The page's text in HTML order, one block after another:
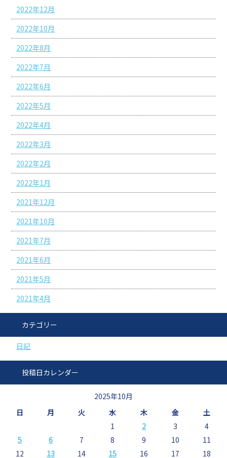
2022年12月
2022年10月
2022年8月
2022年7月
2022年6月
2022年5月
2022年4月
2022年3月
2022年2月
2022年1月
2021年12月
2021年10月
2021年7月
2021年6月
2021年5月
2021年4月
カテゴリー
日記
投稿日カレンダー
2025年10月
日
月 火 水 木 金
土
1
2 3
4
5
6 7 8 9 10
11
12
13 14 15 16 17 18